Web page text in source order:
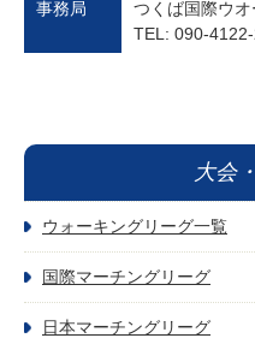
事務局
つくば国際ウ
TEL: 090-
大会
ウォーキングリーグ一覧
国際マーチングリーグ
日本マーチングリーグ